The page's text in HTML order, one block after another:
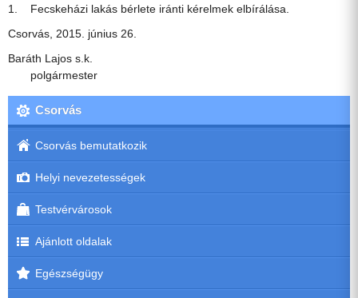
1. Fecskeházi lakás bérlete iránti kérelmek elbírálása.
Csorvás, 2015. június 26.
Baráth Lajos s.k.
polgármester
Csorvás
Csorvás bemutatkozik
Helyi nevezetességek
Testvérvárosok
Ajánlott oldalak
Egészségügy